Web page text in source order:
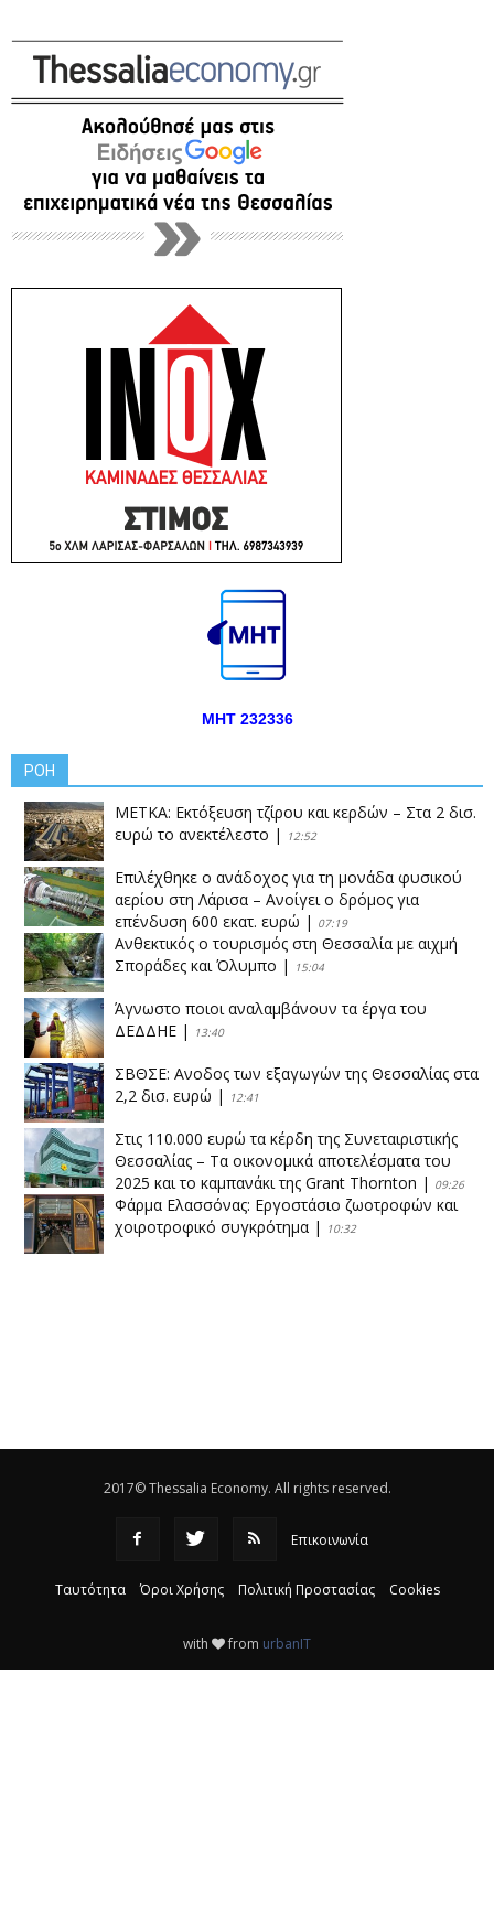
ΜΗΤ 232336
ΡΟΗ
ΜΕΤΚΑ: Εκτόξευση τζίρου και κερδών – Στα 2 δισ.
ευρώ το ανεκτέλεστο | 12:52
Επιλέχθηκε ο ανάδοχος για τη μονάδα φυσικού
αερίου στη Λάρισα – Ανοίγει ο δρόμος για
επένδυση 600 εκατ. ευρώ | 07:19
Ανθεκτικός ο τουρισμός στη Θεσσαλία με αιχμή
Σποράδες και Όλυμπο | 15:04
Άγνωστο ποιοι αναλαμβάνουν τα έργα του
ΔΕΔΔΗΕ | 13:40
ΣΒΘΣΕ: Aνοδος των εξαγωγών της Θεσσαλίας στα
2,2 δισ. ευρώ | 12:41
Στις 110.000 ευρώ τα κέρδη της Συνεταιριστικής
Θεσσαλίας – Τα οικονομικά αποτελέσματα του
2025 και το καμπανάκι της Grant Thornton | 09:26
Φάρμα Ελασσόνας: Εργοστάσιο ζωοτροφών και
χοιροτροφικό συγκρότημα | 10:32
2017© Thessalia Economy. All rights reserved.
Επικοινωνία
Ταυτότητα Όροι Χρήσης Πολιτική Προστασίας Cookies
with from urbanIT